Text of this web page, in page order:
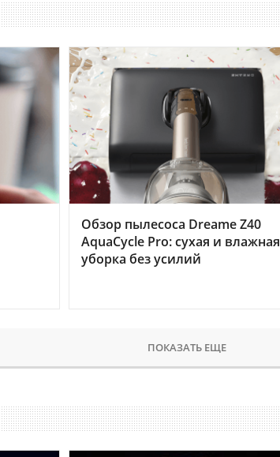
Обзор пылесоса Dreame Z40
AquaCycle Pro: сухая и влажная
уборка без усилий
ПОКАЗАТЬ ЕЩЕ